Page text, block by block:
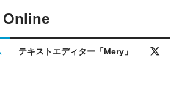
テキストエディター「Mery」